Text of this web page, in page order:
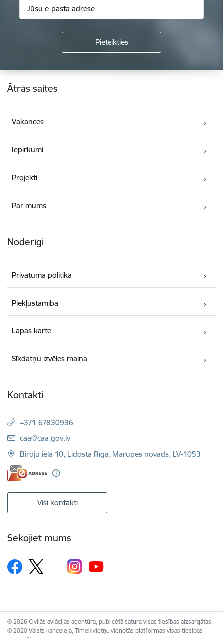
Kājene
Ātrās saites
Vakances
Iepirkumi
Projekti
Par mums
Noderīgi
Privātuma politika
Piekļūstamība
Lapas karte
Sīkdatņu izvēles maiņa
Kontakti
+371 67830936
E-pasts:
caa@caa.gov.lv
Biroju iela 10, Lidosta Rīga, Mārupes novads, LV-1053
Visi kontakti
Sekojiet mums
© 2026 Civilās aviācijas aģentūra, publicētā satura visas tiesības aizsargātas.
© 2020 Valsts kanceleja, Tīmekļvietņu vienotās platformas visas tiesības